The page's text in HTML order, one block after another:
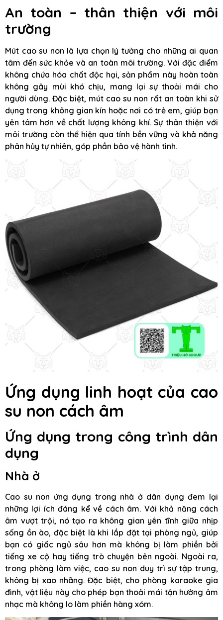
An toàn – thân thiện với môi
trường
Mút cao su non là lựa chọn lý tưởng cho những ai quan
tâm đến sức khỏe và an toàn môi trường. Với đặc điểm
không chứa hóa chất độc hại, sản phẩm này hoàn toàn
không gây mùi khó chịu, mang lại sự thoải mái cho
người dùng. Đặc biệt, mút cao su non rất an toàn khi sử
dụng trong không gian kín hoặc nơi có trẻ em, giúp bạn
yên tâm hơn về chất lượng không khí. Sự thân thiện với
môi trường còn thể hiện qua tính bền vững và khả năng
phân hủy tự nhiên, góp phần bảo vệ hành tinh.
Ứng dụng linh hoạt của cao
su non cách âm
Ứng dụng trong công trình dân
dụng
Nhà ở
Cao su non ứng dụng trong nhà ở dân dụng đem lại
những lợi ích đáng kể về cách âm. Với khả năng cách
âm vượt trội, nó tạo ra không gian yên tĩnh giữa nhịp
sống ồn ào, đặc biệt là khi lắp đặt tại phòng ngủ, giúp
bạn có giấc ngủ sâu hơn mà không bị làm phiền bởi
tiếng xe cộ hay tiếng trò chuyện bên ngoài. Ngoài ra,
trong phòng làm việc, cao su non duy trì sự tập trung,
không bị xao nhãng. Đặc biệt, cho phòng karaoke gia
đình, vật liệu này cho phép bạn thoải mái tận hưởng âm
nhạc mà không lo làm phiền hàng xóm.